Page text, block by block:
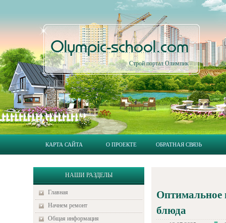
Olympic-school.com
Строй портал Олимпик
КАРТА САЙТА О ПРОЕКТЕ ОБРАТНАЯ СВЯЗЬ
НАШИ РАЗДЕЛЫ
Главная
Начнем ремонт
Общая информация
Оптимальное
блюда